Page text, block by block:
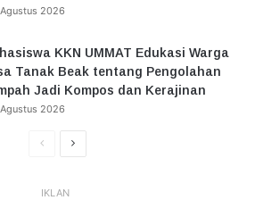
2026
KKN UMMAT Edukasi Warga
Tanak Beak tentang Pengolahan
Jadi Kompos dan Kerajinan
2026
HalamanHalaman
IKLAN